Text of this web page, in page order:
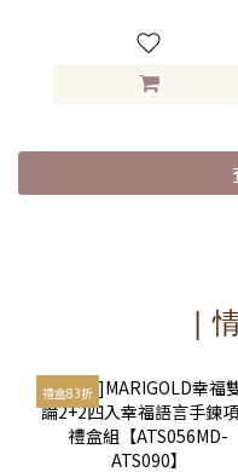
|
禮盒83折